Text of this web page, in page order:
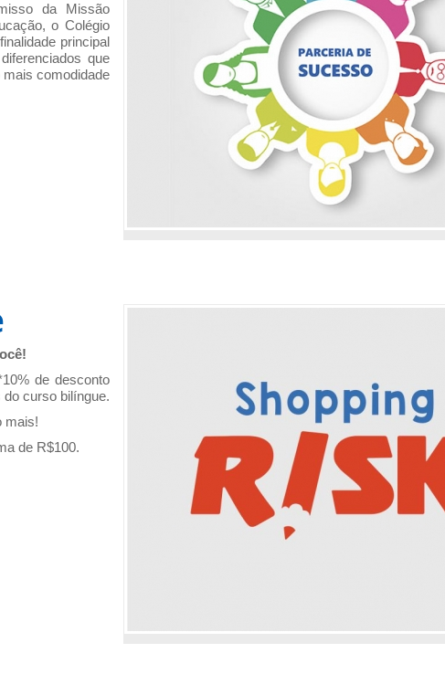
da Missão
o Colégio
principal
que
comodidade
de desconto
curso bilíngue.
mais!
de R$100.